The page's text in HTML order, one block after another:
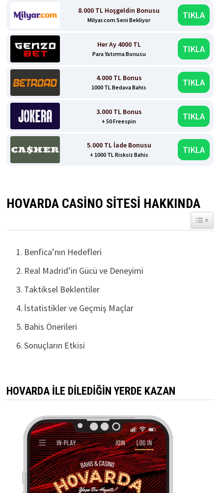
8.000 TL Hoşgeldin Bonusu
Milyar.com Seni Bekliyor TIKLA
Her Ay 4000 TL
Para Yatırma Bonusu TIKLA
4.000 TL Bonus
1000 TL Bedava Bahis TIKLA
3.000 TL Bonus
+ 50 Freespin TIKLA
5.000 TL İade Bonusu
+ 1000 TL Risksiz Bahis TIKLA
HOVARDA CASINO SITESI HAKKINDA
Benfica’nın Hedefleri
Real Madrid’in Gücü ve Deneyimi
Taktiksel Beklentiler
İstatistikler ve Geçmiş Maçlar
Bahis Önerileri
Sonuçların Etkisi
HOVARDA İLE DİLEDİĞİN YERDE KAZAN